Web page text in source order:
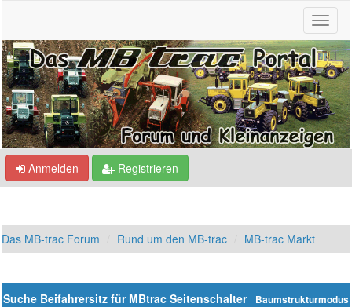
Anmelden Registrieren
Das MB-trac Forum Rund um den MB-trac MB-trac Markt
Baumstrukturmodus
Suche Beifahrersitz für MBtrac Seitenschalter